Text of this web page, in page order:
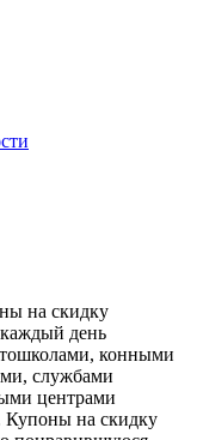
на скидку
день
конными
службами
центрами
Купоны на скидку